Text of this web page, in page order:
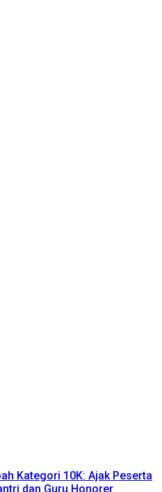
Kategori 10K: Ajak Peserta
dan Guru Honorer